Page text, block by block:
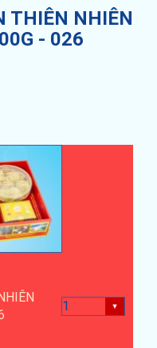
THIÊN NHIÊN
- 026